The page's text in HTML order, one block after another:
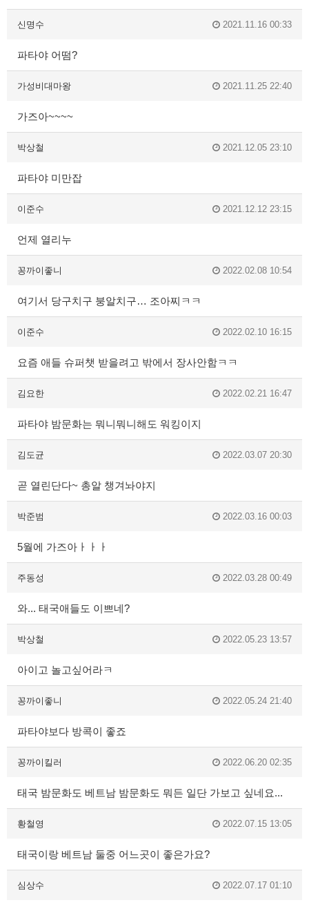
신명수 2021.11.16 00:33
파타야 어떰?
가성비대마왕 2021.11.25 22:40
가즈아~~~~
박상철 2021.12.05 23:10
파타야 미만잡
이준수 2021.12.12 23:15
언제 열리누
꽁까이좋니 2022.02.08 10:54
여기서 당구치구 붕알치구… 조아찌ㅋㅋ
이준수 2022.02.10 16:15
요즘 애들 슈퍼챗 받을려고 밖에서 장사안함ㅋㅋ
김요한 2022.02.21 16:47
파타야 밤문화는 뭐니뭐니해도 워킹이지
김도균 2022.03.07 20:30
곧 열린단다~ 총알 챙겨놔야지
박준범 2022.03.16 00:03
5월에 가즈아ㅏㅏㅏ
주동성 2022.03.28 00:49
와... 태국애들도 이쁘네?
박상철 2022.05.23 13:57
아이고 놀고싶어라ㅋ
꽁까이좋니 2022.05.24 21:40
파타야보다 방콕이 좋죠
꽁까이킬러 2022.06.20 02:35
태국 밤문화도 베트남 밤문화도 뭐든 일단 가보고 싶네요...
황철영 2022.07.15 13:05
태국이랑 베트남 둘중 어느곳이 좋은가요?
심상수 2022.07.17 01:10